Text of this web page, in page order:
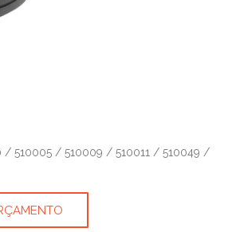
/ 510005 / 510009 / 510011 / 510049 /